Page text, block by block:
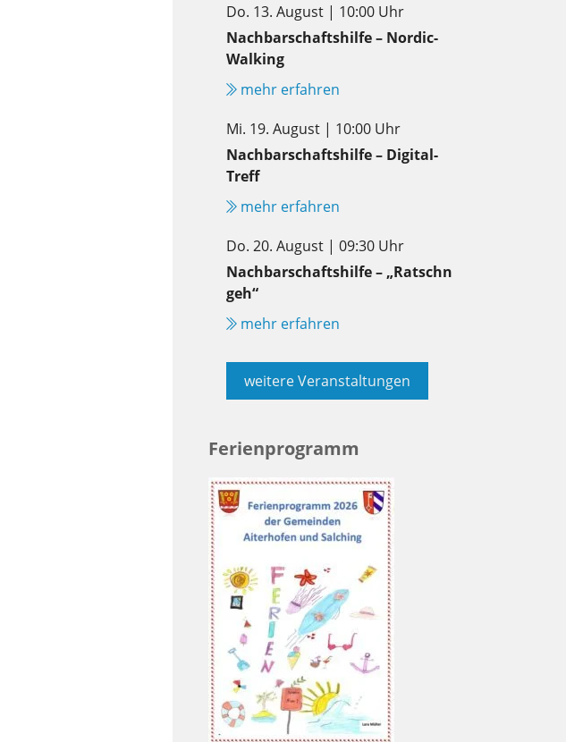
Do. 13. August | 10:00 Uhr
Nachbarschaftshilfe – Nordic-
Walking
mehr erfahren
Mi. 19. August | 10:00 Uhr
Nachbarschaftshilfe – Digital-
Treff
mehr erfahren
Do. 20. August | 09:30 Uhr
Nachbarschaftshilfe – „Ratschn
geh“
mehr erfahren
weitere Veranstaltungen
Ferienprogramm